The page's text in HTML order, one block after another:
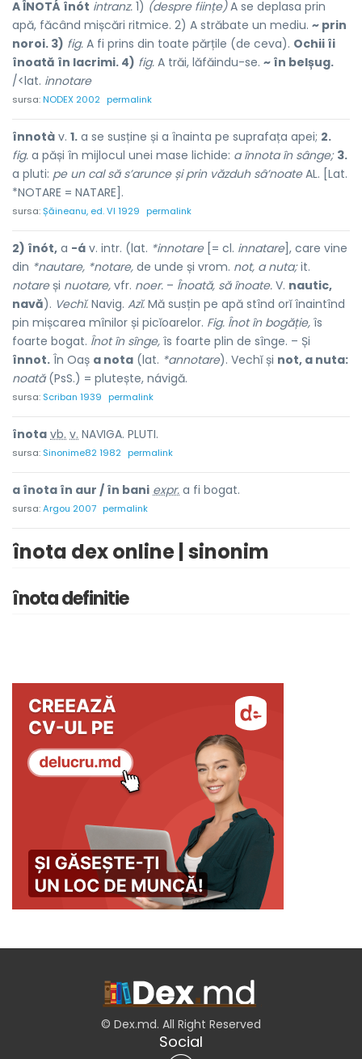
A ÎNOTÁ înót intranz. 1) (despre ființe)A se deplasa prin
apă, făcând mișcări ritmice. 2) A străbate un mediu. ~ prin
noroi. 3) fig. A fi prins din toate părțile (de ceva). Ochii îi
înoată în lacrimi. 4) fig. A trăi, lăfăindu-se. ~ în belșug.
/<lat. innotare
sursa:NODEX 2002 permalink
înnotà v. 1. a se susține și a înainta pe suprafața apei; 2.
fig. a păși în mijlocul unei mase lichide: a înnota în sânge; 3.
a pluti: pe un cal să s’arunce și prin văzduh sâ’noateAL. [Lat.
*NOTARE = NATARE].
sursa:Șăineanu, ed. VI 1929 permalink
2) înót, a -á v. intr. (lat. *innotare[= cl. innatare], care vine
din *nautare, *notare, de unde și vrom. not, a nuta;it.
notareși nuotare, vfr. noer. – Înoată, să înoate. V. nautic,
navă). Vechĭ. Navig. Azĭ. Mă susțin pe apă stînd orĭ înaintînd
pin mișcarea mînilor și picĭoarelor. Fig. Înot în bogăție, îs
foarte bogat. Înot în sînge, îs foarte plin de sînge. – Și
înnot. În Oaș a nota (lat. *annotare). Vechĭ și not, a nuta:
noată(PsS.) = plutește, návigă.
sursa: Scriban 1939 permalink
înota vb. v. NAVIGA. PLUTI.
sursa: Sinonime82 1982 permalink
a înota în aur / în bani expr. a fi bogat.
sursa:Argou 2007 permalink
înota dex online | sinonim
înota definitie
© Dex.md. All Right Reserved
Social